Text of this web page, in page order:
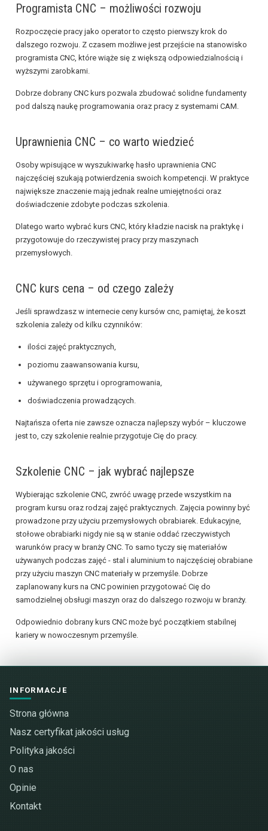
Programista CNC – możliwości rozwoju
Rozpoczęcie pracy jako operator to często pierwszy krok do
dalszego rozwoju. Z czasem możliwe jest przejście na stanowisko
programista CNC, które wiąże się z większą odpowiedzialnością i
wyższymi zarobkami.
Dobrze dobrany CNC kurs pozwala zbudować solidne fundamenty
pod dalszą naukę programowania oraz pracy z systemami CAM.
Uprawnienia CNC – co warto wiedzieć
Osoby wpisujące w wyszukiwarkę hasło uprawnienia CNC
najczęściej szukają potwierdzenia swoich kompetencji. W praktyce
największe znaczenie mają jednak realne umiejętności oraz
doświadczenie zdobyte podczas szkolenia.
Dlatego warto wybrać kurs CNC, który kładzie nacisk na praktykę i
przygotowuje do rzeczywistej pracy przy maszynach
przemysłowych.
CNC kurs cena – od czego zależy
Jeśli sprawdzasz w internecie ceny kursów cnc, pamiętaj, że koszt
szkolenia zależy od kilku czynników:
ilości zajęć praktycznych,
poziomu zaawansowania kursu,
używanego sprzętu i oprogramowania,
doświadczenia prowadzących.
Najtańsza oferta nie zawsze oznacza najlepszy wybór – kluczowe
jest to, czy szkolenie realnie przygotuje Cię do pracy.
Szkolenie CNC – jak wybrać najlepsze
Wybierając szkolenie CNC, zwróć uwagę przede wszystkim na
program kursu oraz rodzaj zajęć praktycznych. Zajęcia powinny być
prowadzone przy użyciu przemysłowych obrabiarek. Edukacyjne,
stołowe obrabiarki nigdy nie są w stanie oddać rzeczywistych
warunków pracy w branży CNC. To samo tyczy się materiałów
używanych podczas zajęć - stal i aluminium to najczęściej obrabiane
przy użyciu maszyn CNC materiały w przemyśle. Dobrze
zaplanowany kurs na CNC powinien przygotować Cię do
samodzielnej obsługi maszyn oraz do dalszego rozwoju w branży.
Odpowiednio dobrany kurs CNC może być początkiem stabilnej
kariery w nowoczesnym przemyśle.
INFORMACJE
Strona główna
Nasz certyfikat jakości usług
Polityka jakości
O nas
Opinie
Kontakt